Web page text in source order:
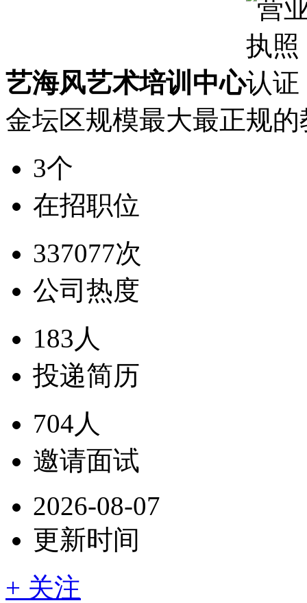
艺海风艺术培训中心
金坛区规模最大最正规
3个
在招职位
337077次
公司热度
183人
投递简历
704人
邀请面试
2026-08-07
更新时间
+ 关注